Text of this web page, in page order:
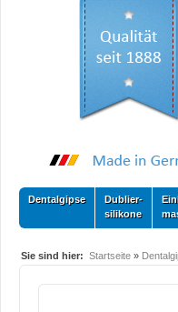
Dentalgipse
Dublier-
silikone
Sie sind hier: Startseite »